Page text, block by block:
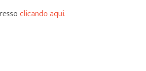
clicando aqui.